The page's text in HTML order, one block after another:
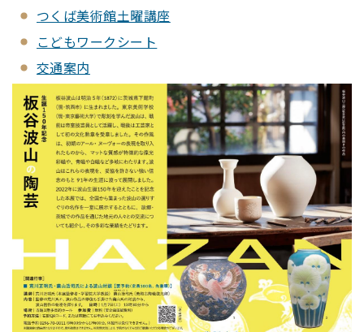
つくば美術館土曜講座
こどもワークシート
交通案内